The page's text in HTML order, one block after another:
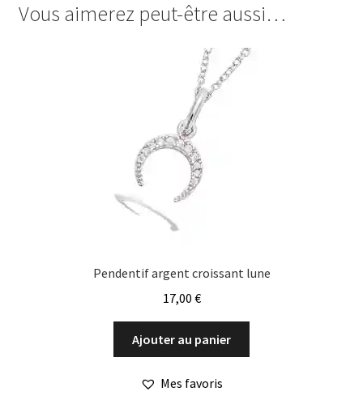
Vous aimerez peut-être aussi…
Pendentif argent croissant lune
17,00 €
Ajouter au panier
Mes favoris